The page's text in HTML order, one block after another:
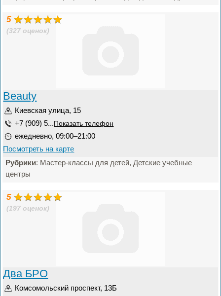
5
(327 оценок)
Beauty
Киевская улица, 15
+7 (909) 5... Показать телефон
ежедневно, 09:00–21:00
Посмотреть на карте
Рубрики: Мастер-классы для детей, Детские учебные
центры
5
(197 оценок)
Два БРО
Комсомольский проспект, 13Б